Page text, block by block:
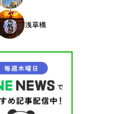
浅草橋